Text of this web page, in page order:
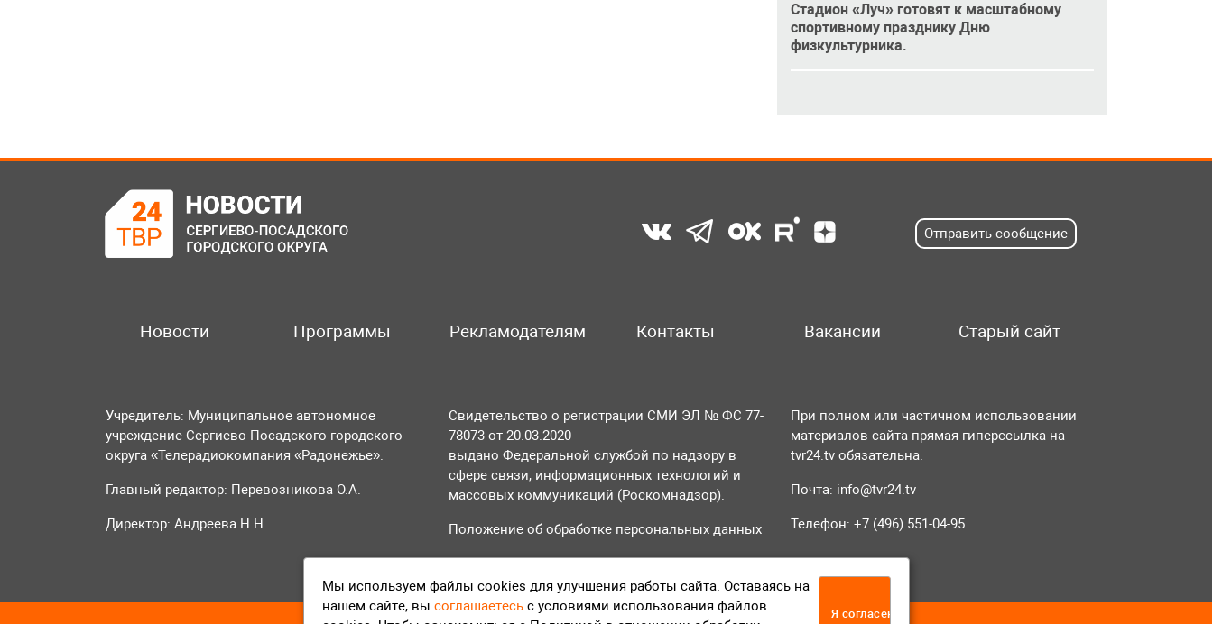
Стадион «Луч» готовят к масштабному
спортивному празднику Дню
физкультурника.
Отправить сообщение
Новости Программы Рекламодателям Контакты Вакансии Старый сайт
Учредитель: Муниципальное автономное
учреждение Сергиево-Посадского городского
округа «Телерадиокомпания «Радонежье».
Главный редактор: Перевозникова О.А.
Директор: Андреева Н.Н.
Свидетельство о регистрации СМИ ЭЛ № ФС 77-
78073 от 20.03.2020
выдано Федеральной службой по надзору в
сфере связи, информационных технологий и
массовых коммуникаций (Роскомнадзор).
Положение об обработке персональных данных
Согласие на обработку персональных данных
При полном или частичном использовании
материалов сайта прямая гиперссылка на
tvr24.tv обязательна.
Почта: info@tvr24.tv
Телефон: +7 (496) 551-04-95
Мы используем файлы cookies для улучшения работы сайта. Оставаясь на
нашем сайте, вы соглашаетесь с условиями использования файлов
Я согласен